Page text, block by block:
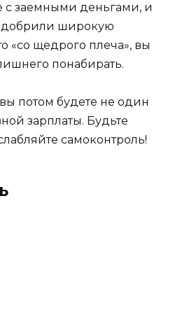
с заемными деньгами, и
широкую
«со щедрого плеча», вы
понабирать.
вы потом будете не один
зарплаты. Будьте
самоконтроль!